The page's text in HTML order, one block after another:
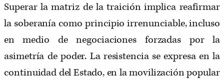
Superar la matriz de la traición implica reafirmar
la soberanía como principio irrenunciable, incluso
en medio de negociaciones forzadas por la
asimetría de poder. La resistencia se expresa en la
continuidad del Estado, en la movilización popular